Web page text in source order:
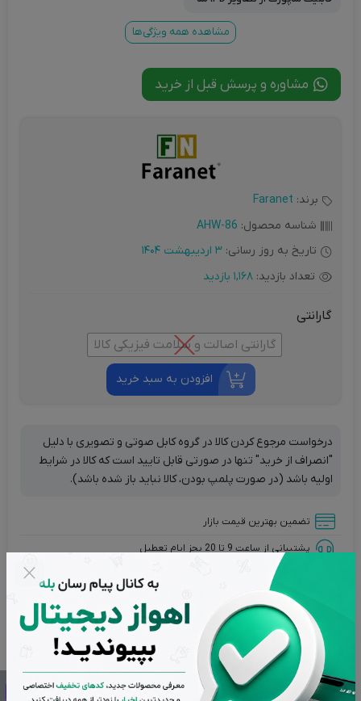
d ، سینمای خانگی ، کنسول جدید
پلی استین ۳ سازگار با HDTV، Digi
heater and works with the ne
w Sony PlayStation ۳. XBOX
مشاهده همه ویژگی‌ها
مشاوره و پرسش قبل از خرید
برند: Faranet
شناسه محصول: AHW-86
تاریخ به روز رسانی: 3 اردیبهشت 1404
تعداد بازدید: 1,168 بازدید
گارانتی
گارانتی اصالت و سلامت فیزیکی کالا
افزودن به سبد خرید
درخواست مرجوع کردن کالا در گروه کابل صوتی و تصویری با دلیل
"انصراف از خرید" تنها در صورتی قابل تایید است که کالا در شرایط
اولیه باشد (در صورت پلمپ بودن، کالا نباید باز شده باشد).
تضمین بهترین قیمت بازار
پشتیبانی از ساعت 9 تا 20 بجز ایام تعطیل
بازگشت وجه در صورت عدم رضایت
اصالت کالاها از برترین برندها
تحویل سریع در کمترین زمان ممکن
توضیحات ویژگی های محصول برند محصول نقد و بررسی‌ها (0)